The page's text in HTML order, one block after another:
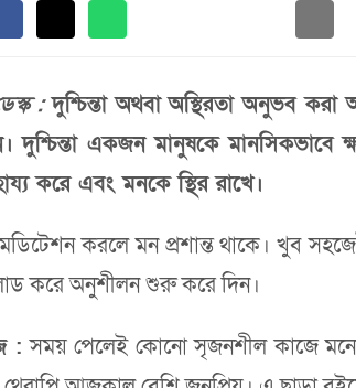
:দুশ্চিন্তা অথবা অস্থিরতা অনুভব
দুশ্চিন্তা একজন মানুষকে মানসিকভাবে
করে এবং মনকে স্থির রাখে।
করলে মন প্রশান্ত থাকে। খুব
করে অনুশীলন শুরু করে দিন।
: সময় পেলেই কোনো সৃজনশীল কাজে